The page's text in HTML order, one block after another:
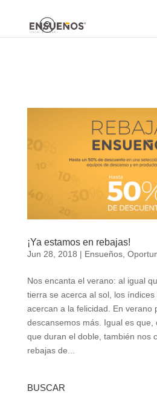
¡Ya estamos en rebajas!
Jun 28, 2018 | Ensueños,
Nos encanta el verano: al igual
tierra se acerca al sol, los
acercan a la felicidad. En verano
descansemos más. Igual es que,
que duran el doble, también nos
rebajas de...
BUSCAR